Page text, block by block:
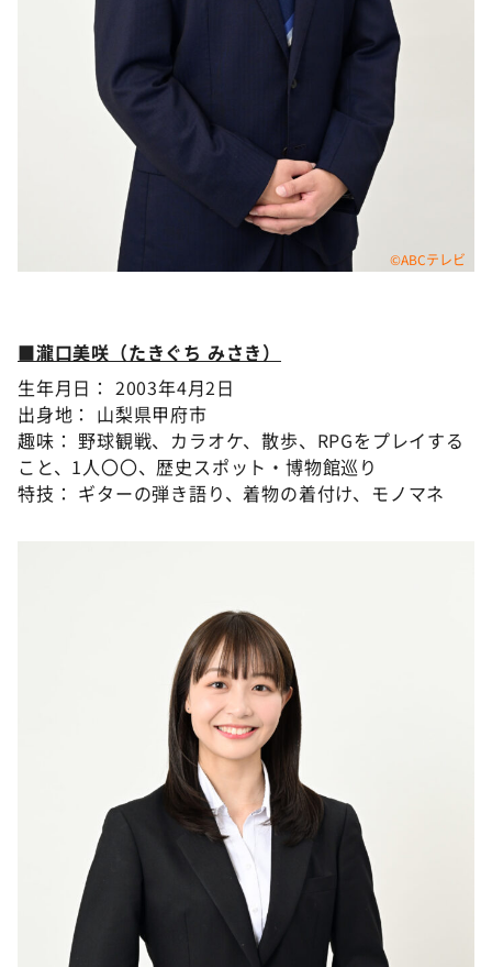
©ABCテレビ
■瀧口美咲（たきぐち みさき）
生年月日： 2003年4月2日
出身地： 山梨県甲府市
趣味： 野球観戦、カラオケ、散歩、RPGをプレイする
こと、1人〇〇、歴史スポット・博物館巡り
特技： ギターの弾き語り、着物の着付け、モノマネ